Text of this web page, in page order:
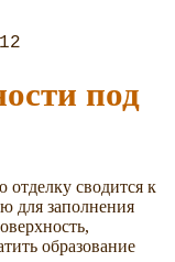
отделку сводится к
для заполнения
образование